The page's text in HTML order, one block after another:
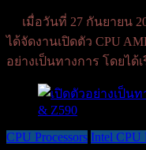
เมื่อวันที่ 27 กันยายน
ได้จัดงานเปิดตัว CPU
อย่างเป็นทางการ โดยได้
CPU Processors Intel CPU